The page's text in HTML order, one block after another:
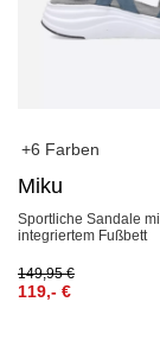
+6 Farben
Miku
Sportliche Sandale
integriertem Fußbett
149,95€
119,- €